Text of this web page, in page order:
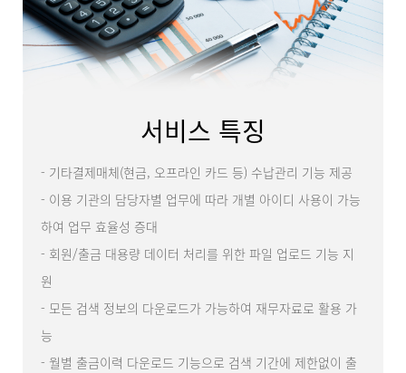
서비스 특징
- 기타결제매체(현금, 오프라인 카드 등) 수납관리 기능 제공
- 이용 기관의 담당자별 업무에 따라 개별 아이디 사용이 가능
하여 업무 효율성 증대
- 회원/출금 대용량 데이터 처리를 위한 파일 업로드 기능 지
원
- 모든 검색 정보의 다운로드가 가능하여 재무자료로 활용 가
능
- 월별 출금이력 다운로드 기능으로 검색 기간에 제한없이 출